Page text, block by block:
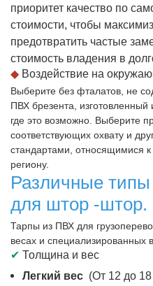
приоритет качество по
стоимости, чтобы
предотвратить частые
стоимость владения в
◆ Воздействие на
Выберите без фталатов, не
ПВХ брезента,
где это возможно. Выберите
соответствующих охвату и
стандартами, относящимися
региону.
Различные
для штор -штор.
Тарпы из ПВХ для
весах и специализированных
✔ Толщина и вес
Легкий вес (От 12 до